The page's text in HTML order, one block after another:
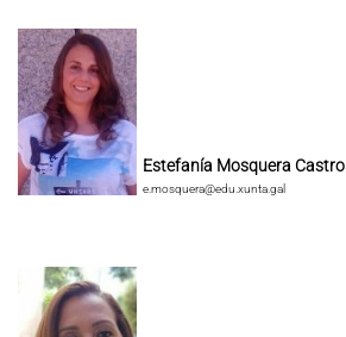
Estefanía Mosquera Castro
e.mosquera@edu.xunta.gal